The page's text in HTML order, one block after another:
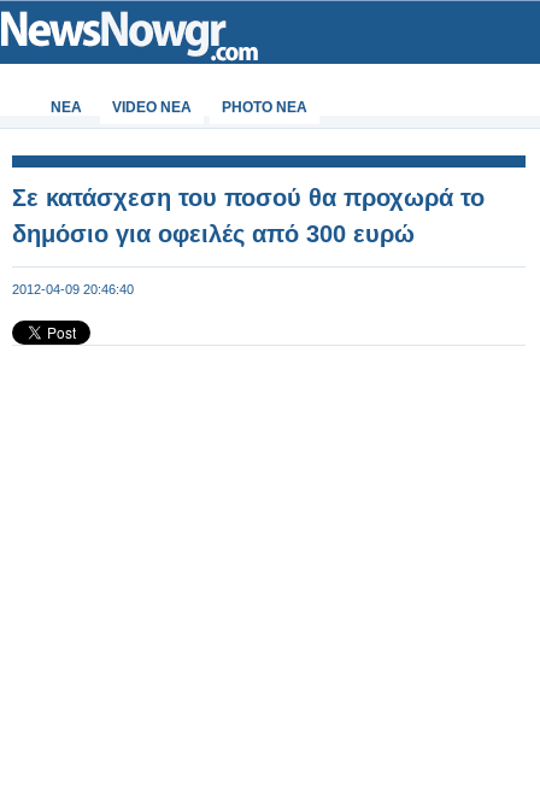
ΝΕΑ VIDEO NEA PHOTO NEA
Σε κατάσχεση του ποσού θα προχωρά το
δημόσιο για οφειλές από 300 ευρώ
2012-04-09 20:46:40